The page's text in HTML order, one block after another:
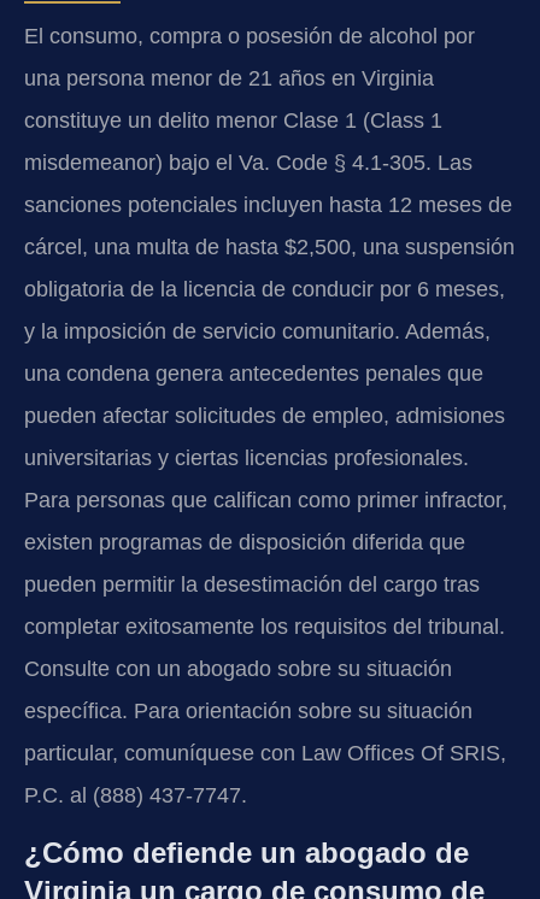
El consumo, compra o posesión de alcohol por
una persona menor de 21 años en Virginia
constituye un delito menor Clase 1 (Class 1
misdemeanor) bajo el Va. Code § 4.1-305. Las
sanciones potenciales incluyen hasta 12 meses de
cárcel, una multa de hasta $2,500, una suspensión
obligatoria de la licencia de conducir por 6 meses,
y la imposición de servicio comunitario. Además,
una condena genera antecedentes penales que
pueden afectar solicitudes de empleo, admisiones
universitarias y ciertas licencias profesionales.
Para personas que califican como primer infractor,
existen programas de disposición diferida que
pueden permitir la desestimación del cargo tras
completar exitosamente los requisitos del tribunal.
Consulte con un abogado sobre su situación
específica. Para orientación sobre su situación
particular, comuníquese con Law Offices Of SRIS,
P.C. al (888) 437-7747.
¿Cómo defiende un abogado de
Virginia un cargo de consumo de